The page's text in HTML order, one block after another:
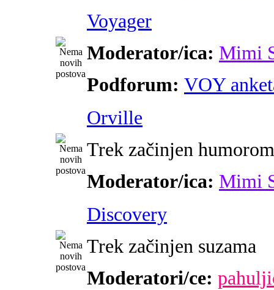
Voyager
Moderator/ica: Mimi
Podforum: VOY
Orville
Trek začinjen humorom
Moderator/ica: Mimi
Discovery
Trek začinjen suzama
Moderatori/ce: